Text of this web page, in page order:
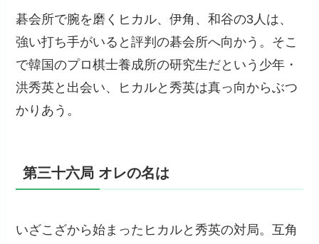
碁会所で腕を磨くヒカル、伊角、和谷の3人は、
強い打ち手がいると評判の碁会所へ向かう。そこ
で韓国のプロ棋士養成所の研究生だという少年・
洪秀英と出会い、ヒカルと秀英は真っ向からぶつ
かりあう。
第三十六局 オレの名は
いざこざから始まったヒカルと秀英の対局。互角